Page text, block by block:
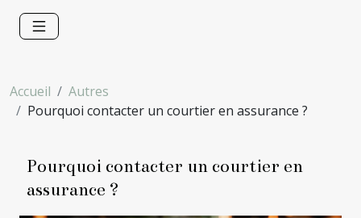
Accueil
Autres
Pourquoi contacter un courtier en assurance ?
Pourquoi contacter un courtier en
assurance ?